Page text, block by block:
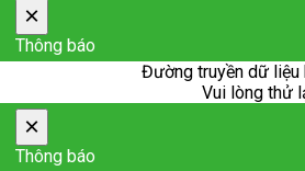
×
Thông báo
Đường truyền dữ liệu
Vui lòng thử
×
Thông báo